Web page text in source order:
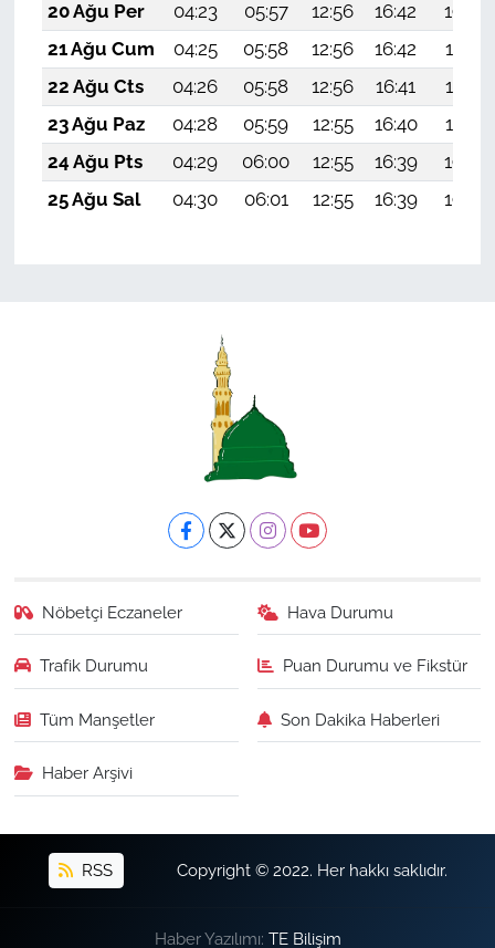
20 Ağu Per
04:23 05:57 12:56 16:42
19:46
21 Ağu Cum
04:25 05:58 12:56 16:42
19:44
22 Ağu Cts
04:26 05:58 12:56 16:41
19:43
23 Ağu Paz
04:28 05:59 12:55 16:40
19:42
24 Ağu Pts
04:29 06:00 12:55 16:39
19:40
25 Ağu Sal
04:30 06:01 12:55 16:39 19:39
Nöbetçi Eczaneler Hava Durumu
Trafik Durumu Puan Durumu ve Fikstür
Tüm Manşetler Son Dakika Haberleri
Haber Arşivi
RSS Copyright © 2022. Her hakkı saklıdır.
Haber Yazılımı: TE Bilişim